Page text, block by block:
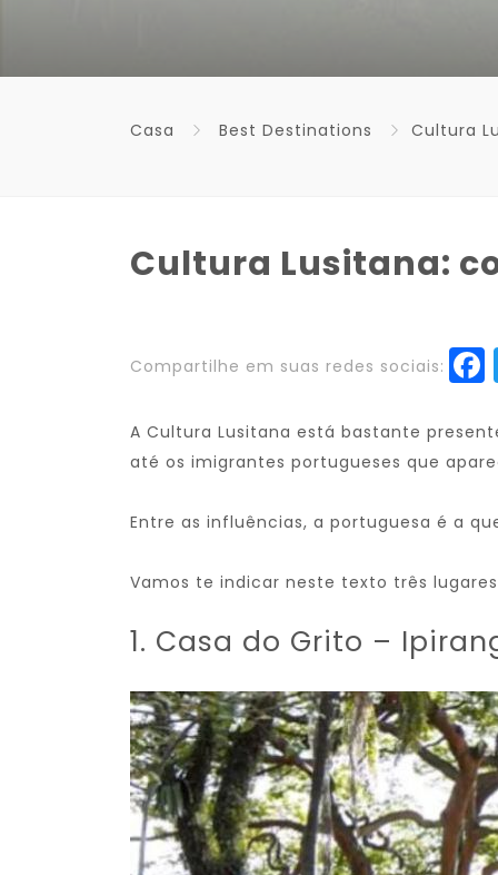
Casa Best Destinations Cultura
Cultura Lusitana:
Compartilhe em suas redes sociais:
A Cultura Lusitana está bastante
até os imigrantes portugueses que
Entre as influências, a portuguesa é a
Vamos te indicar neste texto três
1. Casa do Grito –